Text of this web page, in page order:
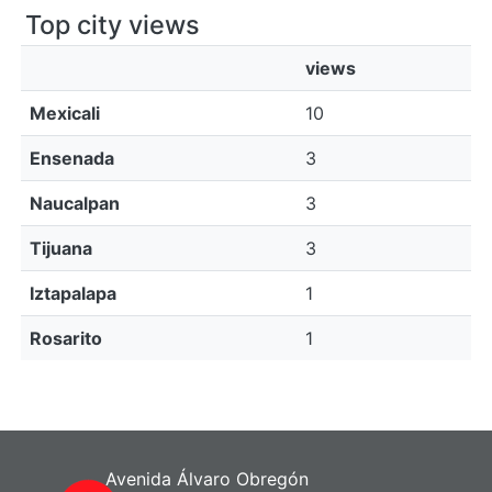
Top city views
views
Mexicali 10
Ensenada 3
Naucalpan 3
Tijuana 3
Iztapalapa 1
Rosarito 1
Avenida Álvaro Obregón